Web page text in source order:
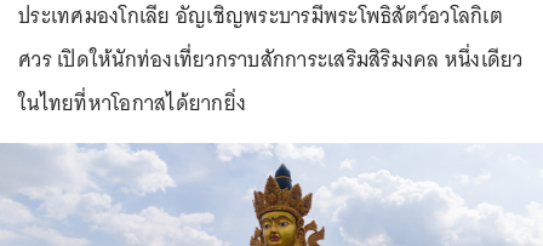
ประเทศมองโกเลีย อัญเชิญพระบารมีพระโพธิสัตว์อวโลกิเต
ศวร เปิดให้นักท่องเที่ยวกราบสักการะเสริมสิริมงคล หนึ่งเดียว
ในไทยที่หาโอกาสได้ยากยิ่ง